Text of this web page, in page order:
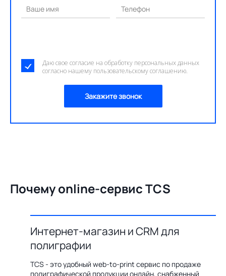
Ваше имя Телефон
Даю свое согласие на обработку персональных данных
согласно нашему пользовательскому соглашению.
Закажите звонок
Почему online-сервис TCS
Интернет-магазин и CRM для
полиграфии
TCS - это удобный web-to-print сервис по продаже
полиграфической продукции онлайн, снабженный